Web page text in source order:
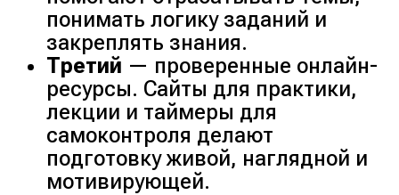
понимать логику заданий и
закреплять знания.
Третий — проверенные онлайн-
ресурсы. Сайты для практики,
лекции и таймеры для
самоконтроля делают
подготовку живой, наглядной и
мотивирующей.